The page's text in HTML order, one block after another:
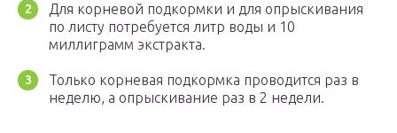
Для корневой подкормки и для опрыскивания
по листу потребуется литр воды и 10
миллиграмм экстракта.
Только корневая подкормка проводится раз в
неделю, а опрыскивание раз в 2 недели.